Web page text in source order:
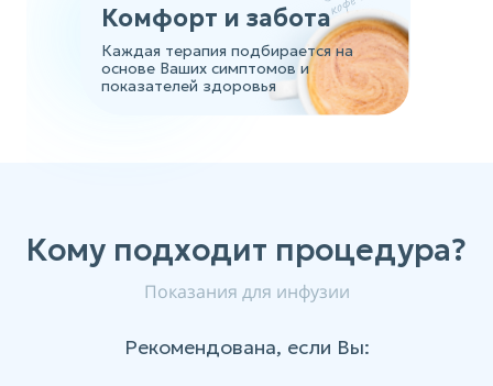
Комфорт и забота
Каждая терапия подбирается на
основе Ваших симптомов и
показателей здоровья
Кому подходит процедура?
Показания для инфузии
Рекомендована, если Вы: